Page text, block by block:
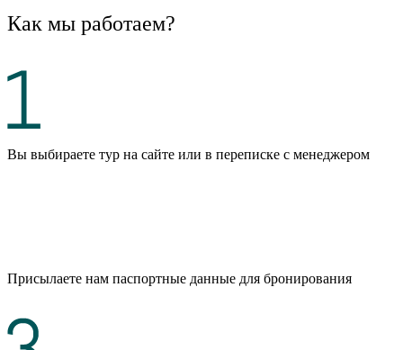
Как мы работаем?
Вы выбираете тур на сайте или в переписке с менеджером
Присылаете нам паспортные данные для бронирования